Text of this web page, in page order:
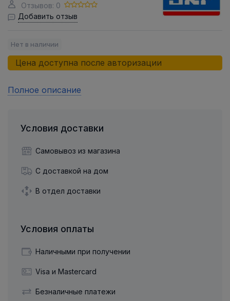
Отзывов: 0
Добавить отзыв
Нет в наличии
Цена доступна после авторизации
Полное описание
Условия доставки
Самовывоз из магазина
С доставкой на дом
В отдел доставки
Условия оплаты
Наличными при получении
Visa и Mastercard
Безналичные платежи